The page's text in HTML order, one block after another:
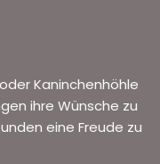
Kaninchenhöhle
ihre Wünsche zu
eine Freude zu